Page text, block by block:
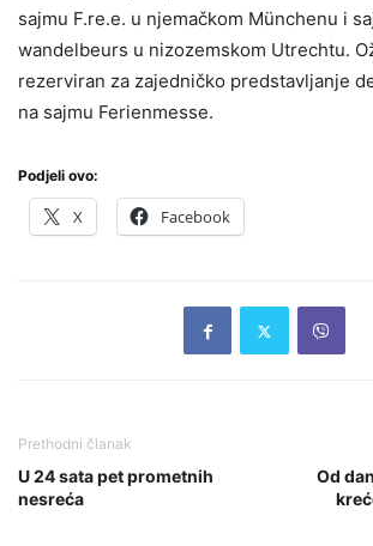
sajmu F.re.e. u njemačkom Münchenu i
wandelbeurs u nizozemskom Utrechtu.
rezerviran za zajedničko predstavljanje
na sajmu Ferienmesse.
Podjeli ovo:
X Facebook
Prethodni članak
U 24 sata pet prometnih
nesreća
Od